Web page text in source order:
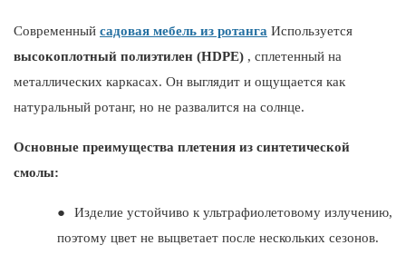
Современный садовая мебель из ротанга Используется
высокоплотный полиэтилен (HDPE) , сплетенный на
металлических каркасах. Он выглядит и ощущается как
натуральный ротанг, но не развалится на солнце.
Основные преимущества плетения из синтетической
смолы:
●
Изделие устойчиво к ультрафиолетовому излучению,
поэтому цвет не выцветает после нескольких сезонов.